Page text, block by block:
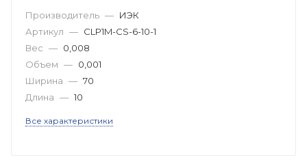
Производитель — ИЭК
Артикул — CLP1M-CS-6-10-1
Вес — 0,008
Объем — 0,001
Ширина — 70
Длина — 10
Все характеристики